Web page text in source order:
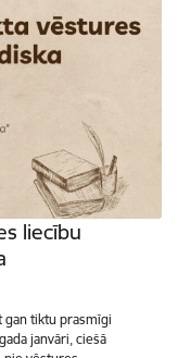
liecību
gan tiktu prasmīgi
janvāri, ciešā